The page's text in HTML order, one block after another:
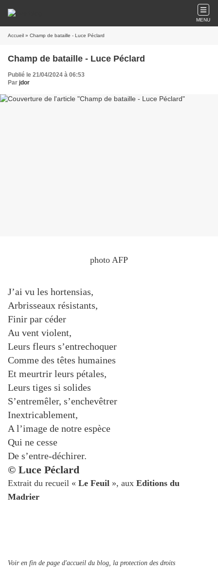
MENU
Accueil » Champ de bataille - Luce Péclard
Champ de bataille - Luce Péclard
Publié le 21/04/2024 à 06:53
Par jdor
photo AFP
J’ai vu les hortensias,
Arbrisseaux résistants,
Finir par céder
Au vent violent,
Leurs fleurs s’entrechoquer
Comme des têtes humaines
Et meurtrir leurs pétales,
Leurs tiges si solides
S’entremêler, s’enchevêtrer
Inextricablement,
A l’image de notre espèce
Qui ne cesse
De s’entre-déchirer.
© Luce Péclard
Extrait du recueil « Le Feuil », aux Editions du
Madrier
Voir en fin de page d'accueil du blog, la protection des droits